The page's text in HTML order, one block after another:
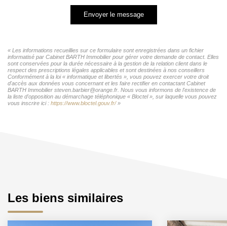
Envoyer le message
« Les informations recueillies sur ce formulaire sont enregistrées dans un fichier
informatisé par Cabinet BARTH Immobilier pour gérer votre demande de contact. Elles
sont conservées pour la durée nécessaire à la gestion de la relation client dans le
respect des prescriptions légales applicables et sont destinées à nos conseillers
Conformément à la loi « informatique et libertés », vous pouvez exercer votre droit
d'accès aux données vous concernant et les faire rectifier en contactant Cabinet
BARTH Immobilier steven.barbier@orange.fr. Nous vous informons de l'existence de
la liste d'opposition au démarchage téléphonique « Bloctel », sur laquelle vous pouvez
vous inscrire ici : https://www.bloctel.gouv.fr/»
Les biens similaires